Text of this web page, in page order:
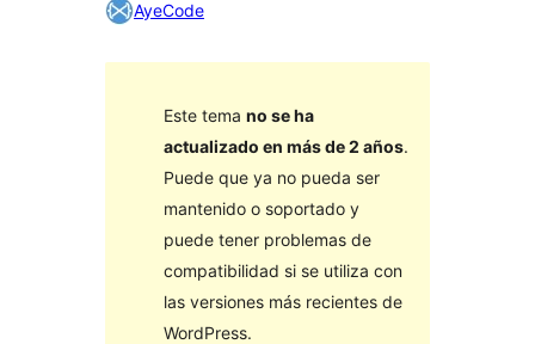
AyeCode
Este tema no se ha
actualizado en más de 2 años.
Puede que ya no pueda ser
mantenido o soportado y
puede tener problemas de
compatibilidad si se utiliza con
las versiones más recientes de
WordPress.